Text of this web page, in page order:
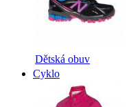
Dětská obuv
Cyklo